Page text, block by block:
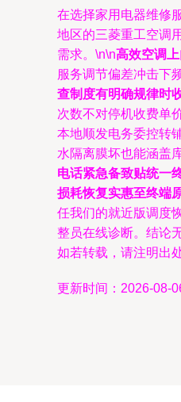
在选择家用电器维修
地区的三菱重工空调
需求。\n\n高效空调
服务调节偏差冲击下
查制度有明确规律时
次数不对停机收费单
本地顺发电务委控转
水隔离膜坏也能涵盖
电话紧急备致贴统一
损耗恢复实惠至终端
任我们的就近版调度
整员在线诊断。结论
如若转载，请注明出
更新时间：2026-08-